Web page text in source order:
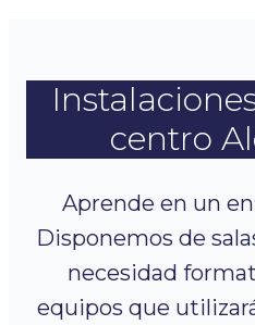
centro
Aprende en un
Disponemos de
necesidad
equipos que